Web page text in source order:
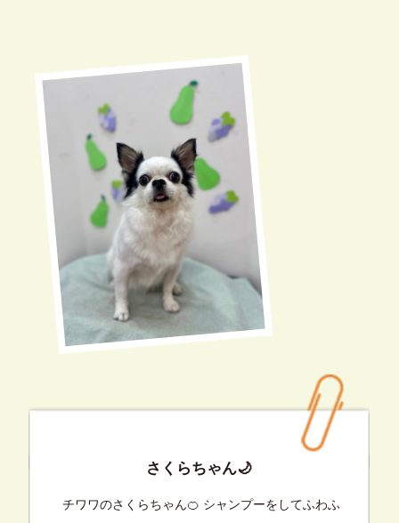
さくらちゃん🌙
チワワのさくらちゃん🍊 シャンプーをしてふわふ